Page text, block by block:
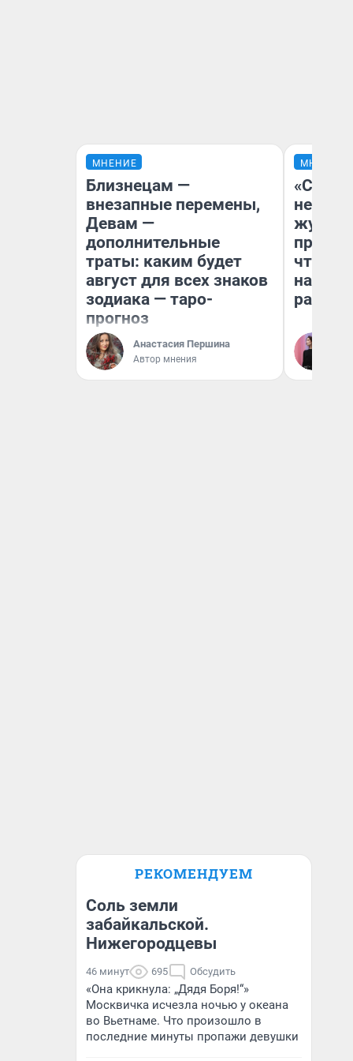
МНЕНИЕ
Близнецам —
внезапные перемены,
Девам —
дополнительные
траты: каким будет
август для всех знаков
зодиака — таро-
прогноз
Анастасия Першина
Автор мнения
МНЕНИЕ
чтобы
на что
ради
РЕКОМЕНДУЕМ
Соль земли
забайкальской.
Нижегородцевы
46 минут 695 Обсудить
«Она крикнула: „Дядя Боря!“»
Москвичка исчезла ночью у океана
во Вьетнаме. Что произошло в
последние минуты пропажи девушки